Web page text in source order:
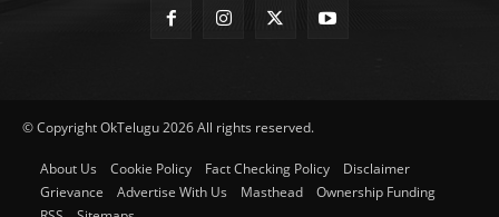
© Copyright OkTelugu 2026 All rights reserved.
About Us Cookie Policy Fact Checking Policy
Disclaimer
Grievance
Advertise With Us Masthead
Ownership Funding